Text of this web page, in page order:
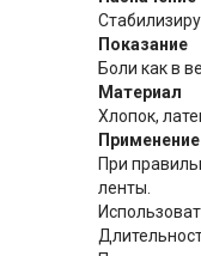
Показание
Боли как в
Материал
Хлопок,
Применение
При
ленты.